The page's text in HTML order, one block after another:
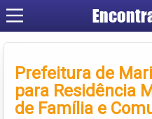
Prefeitura de
para Residência
de Família e